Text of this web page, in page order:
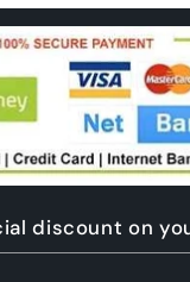
discount on